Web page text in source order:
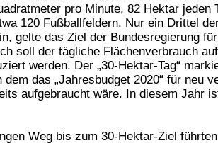
pro Minute, 82 Hektar jeden
120 Fußballfeldern. Nur ein Drittel
gelte das Ziel der Bundesregierung
soll der tägliche Flächenverbrauch
werden. Der „30-Hektar-Tag“
dem das „Jahresbudget 2020“ für neu
aufgebraucht wäre. In diesem Jahr
Weg bis zum 30-Hektar-Ziel